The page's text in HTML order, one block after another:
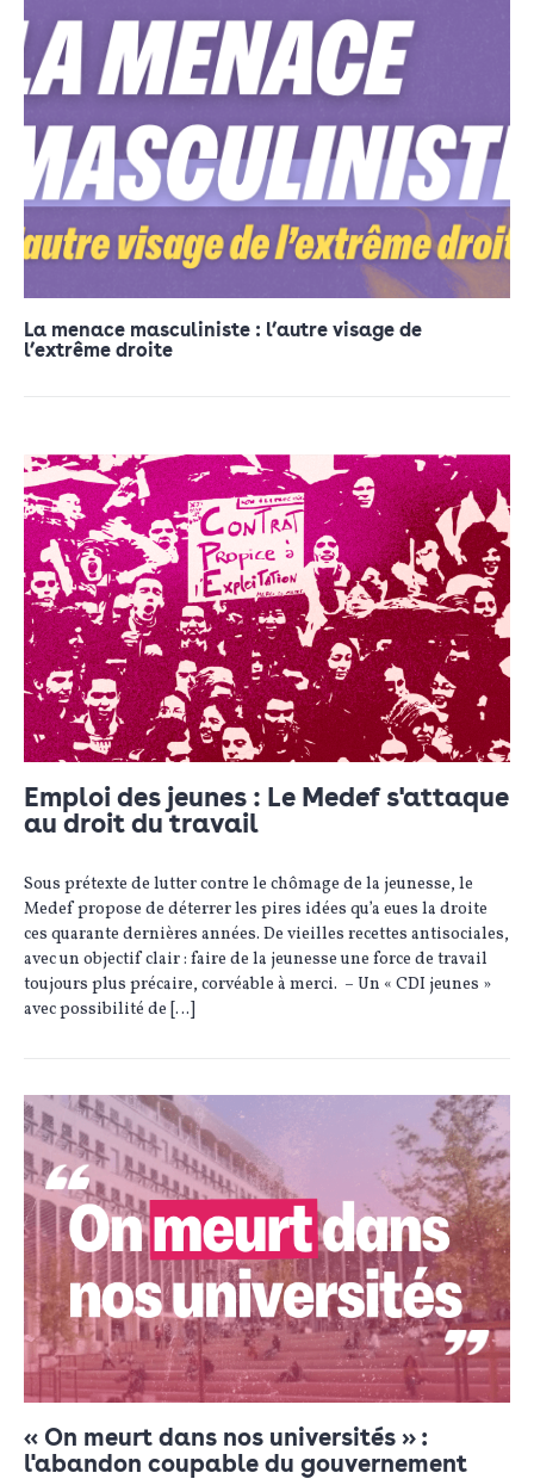
La menace masculiniste : l’autre visage de
l’extrême droite
Emploi des jeunes : Le Medef s'attaque
au droit du travail
Sous prétexte de lutter contre le chômage de la jeunesse, le
Medef propose de déterrer les pires idées qu’a eues la droite
ces quarante dernières années. De vieilles recettes antisociales,
avec un objectif clair : faire de la jeunesse une force de travail
toujours plus précaire, corvéable à merci. – Un « CDI jeunes »
avec possibilité de […]
« On meurt dans nos universités » :
l'abandon coupable du gouvernement